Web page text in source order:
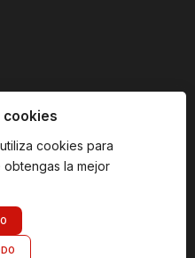
por
cookies
cookies para
obtengas la mejor